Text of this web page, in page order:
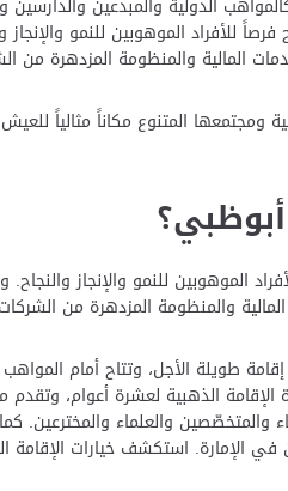
الدولية والمبدعين
للأفراد الموهوبين للنمو
المالية والمنظومة المزدهرة من
ومجتمعها المتنوع مكاناً مثالياً
الموهوبين للنمو والإنجاز
المالية والمنظومة المزدهرة من
طويلة الأجل، وتتاح أمام
الذهبية لعشرة أعوام، وتقدم
والمتخصّصين والعلماء والمخترعين.
في الإمارة. استكشف خيارات